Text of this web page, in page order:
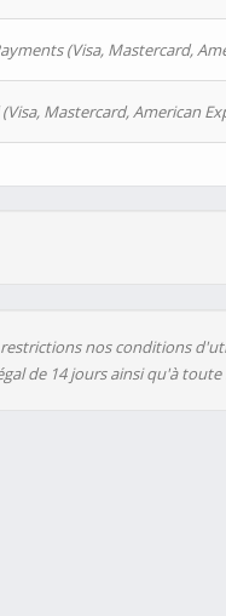
(Visa, Mastercard,
Mastercard, American
restrictions nos conditions
de 14 jours ainsi qu'à